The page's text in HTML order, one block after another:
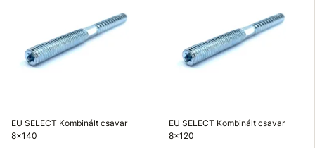
EU SELECT Kombinált csavar
8x140
EU SELECT Kombinált csavar
8x120